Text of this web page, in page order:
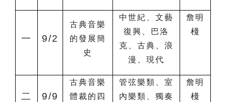
一 9/2
古典音樂
的發展簡
史
中世紀、文藝
復興、巴洛
克、古典、浪
漫、現代
詹明
棧
二 9/9
古典音樂
體裁的四
管弦樂類、室
內樂類、獨奏
詹明
棧